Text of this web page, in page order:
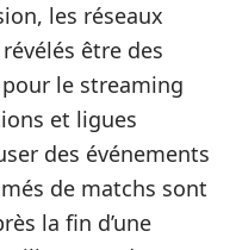
les réseaux
être des
le streaming
et ligues
des événements
de matchs sont
la fin d’une